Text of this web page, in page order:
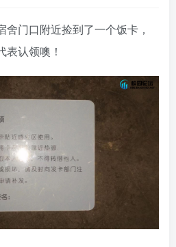
门口附近捡到了一个饭卡，
认领噢！